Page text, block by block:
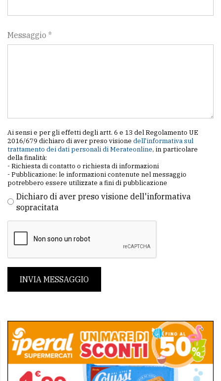
Messaggio *
Ai sensi e per gli effetti degli artt. 6 e 13 del Regolamento UE
2016/679 dichiaro di aver preso visione dell'informativa sul
trattamento dei dati personali di Merateonline, in particolare
della finalità:
- Richiesta di contatto o richiesta di informazioni
- Pubblicazione: le informazioni contenute nel messaggio
potrebbero essere utilizzate a fini di pubblicazione
Dichiaro di aver preso visione dell'informativa
sopracitata
INVIA MESSAGGIO